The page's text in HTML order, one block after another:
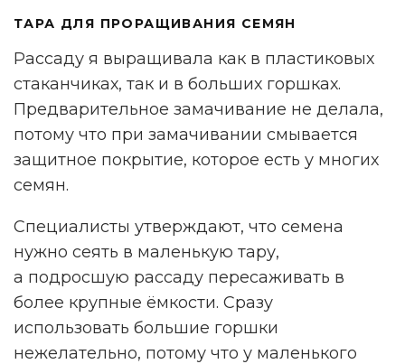
ТАРА ДЛЯ ПРОРАЩИВАНИЯ СЕМЯН
Рассаду я выращивала как в пластиковых
стаканчиках, так и в больших горшках.
Предварительное замачивание не делала,
потому что при замачивании смывается
защитное покрытие, которое есть у многих
семян.
Специалисты утверждают, что семена
нужно сеять в маленькую тару,
а подросшую рассаду пересаживать в
более крупные ёмкости. Сразу
использовать большие горшки
нежелательно, потому что у маленького